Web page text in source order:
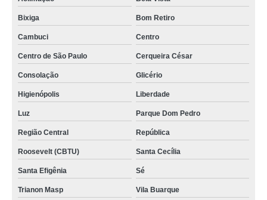
Bixiga Bom Retiro
Cambuci Centro
Centro de São Paulo Cerqueira César
Consolação Glicério
Higienópolis Liberdade
Luz Parque Dom Pedro
Região Central República
Roosevelt (CBTU) Santa Cecília
Santa Efigênia Sé
Trianon Masp
Vila Buarque